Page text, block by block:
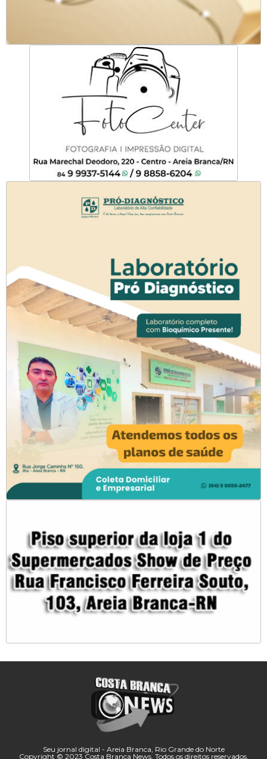
Seu jornal digital - Areia Branca, Rio Grande do Norte
Copyright © 2023 Costa Branca News. Todos os direitos reservados.